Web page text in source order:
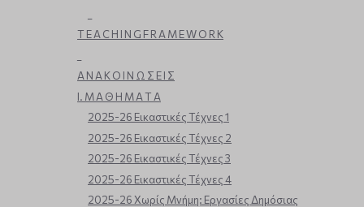
T E A C H I N G F R A M E W O R K
Α Ν Α Κ Ο Ι Ν Ω Σ Ε Ι Σ
Ι. Μ Α Θ Η Μ Α Τ Α
2025-26 Εικαστικές Τέχνες 1
2025-26 Εικαστικές Τέχνες 2
2025-26 Εικαστικές Τέχνες 3
2025-26 Εικαστικές Τέχνες 4
2025-26 Χωρίς Μνήμη: Εργασίες Δημόσιας